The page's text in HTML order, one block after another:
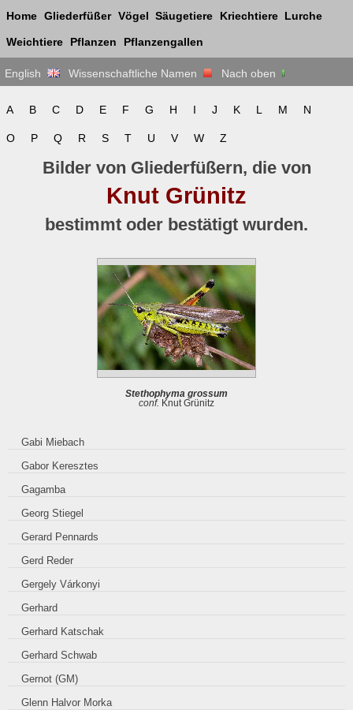
Home Gliederfüßer Vögel Säugetiere Kriechtiere Lurche
Weichtiere Pflanzen Pflanzengallen
English Wissenschaftliche Namen Nach oben
A B C D E F G H I J K L M N
O P Q R S T U V W Z
Bilder von Gliederfüßern, die von
Knut Grünitz
bestimmt oder bestätigt wurden.
Stethophyma grossum
conf. Knut Grünitz
Gabi Miebach
Gabor Keresztes
Gagamba
Georg Stiegel
Gerard Pennards
Gerd Reder
Gergely Várkonyi
Gerhard
Gerhard Katschak
Gerhard Schwab
Gernot (GM)
Glenn Halvor Morka